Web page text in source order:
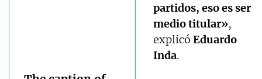
partidos, eso es ser
medio titular»,
explicóEduardo
Inda.